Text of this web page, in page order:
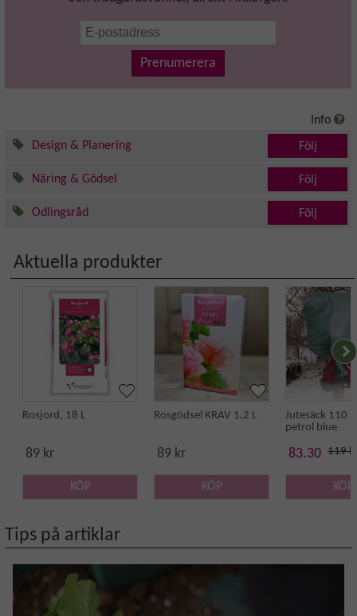
Prenumerera
Info
Design & Planering
Följ
Näring & Gödsel Följ
Odlingsråd Följ
Aktuella produkter
Rosjord, 18 L
89 kr
KÖP
Rosgödsel KRAV 1,2 L
89 kr
KÖP
Jutesäck 110
petrol blue
83.30 119
KÖP
Tips på artiklar